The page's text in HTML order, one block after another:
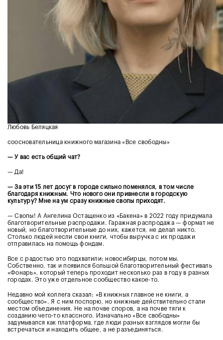
Любовь Беляцкая
соосновательница книжного магазина «Все свободны»
— У вас есть общий чат?
— Да!
— За эти 15 лет досуг в городе сильно поменялся, в том числе
благодаря книжным. Что нового они привнесли в городскую
культуру? Мне на ум сразу книжные свопы приходят.
— Свопы! А Ангелина Остащенко из «Бакена» в 2022 году придумала
благотворительные распродажи. Гаражная распродажа — формат не
новый, но благотворительные до них, кажется, не делал никто.
Столько людей несли свои книги, чтобы выручка с их продажи
отправилась на помощь фондам.
Все с радостью это подхватили: новосибирцы, потом мы.
Собственно, так и появился большой благотворительный фестиваль
«Фонарь», который теперь проходит несколько раз в году в разных
городах. Это уже отдельное сообщество какое-то.
Недавно мой коллега сказал: «В книжных главное не книги, а
сообщество». Я с ним поспорю, но книжные действительно стали
местом объединения. Не на почве споров, а на почве тяги к
созданию чего-то классного. Изначально «Все свободны»
задумывался как платформа, где люди разных взглядов могли бы
встречаться и находить общее, а не разъединяться.